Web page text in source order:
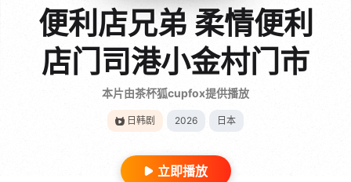
便利店兄弟 柔情便利
店门司港小金村门市
本片由茶杯狐cupfox提供播放
日韩剧 2026 日本
立即播放